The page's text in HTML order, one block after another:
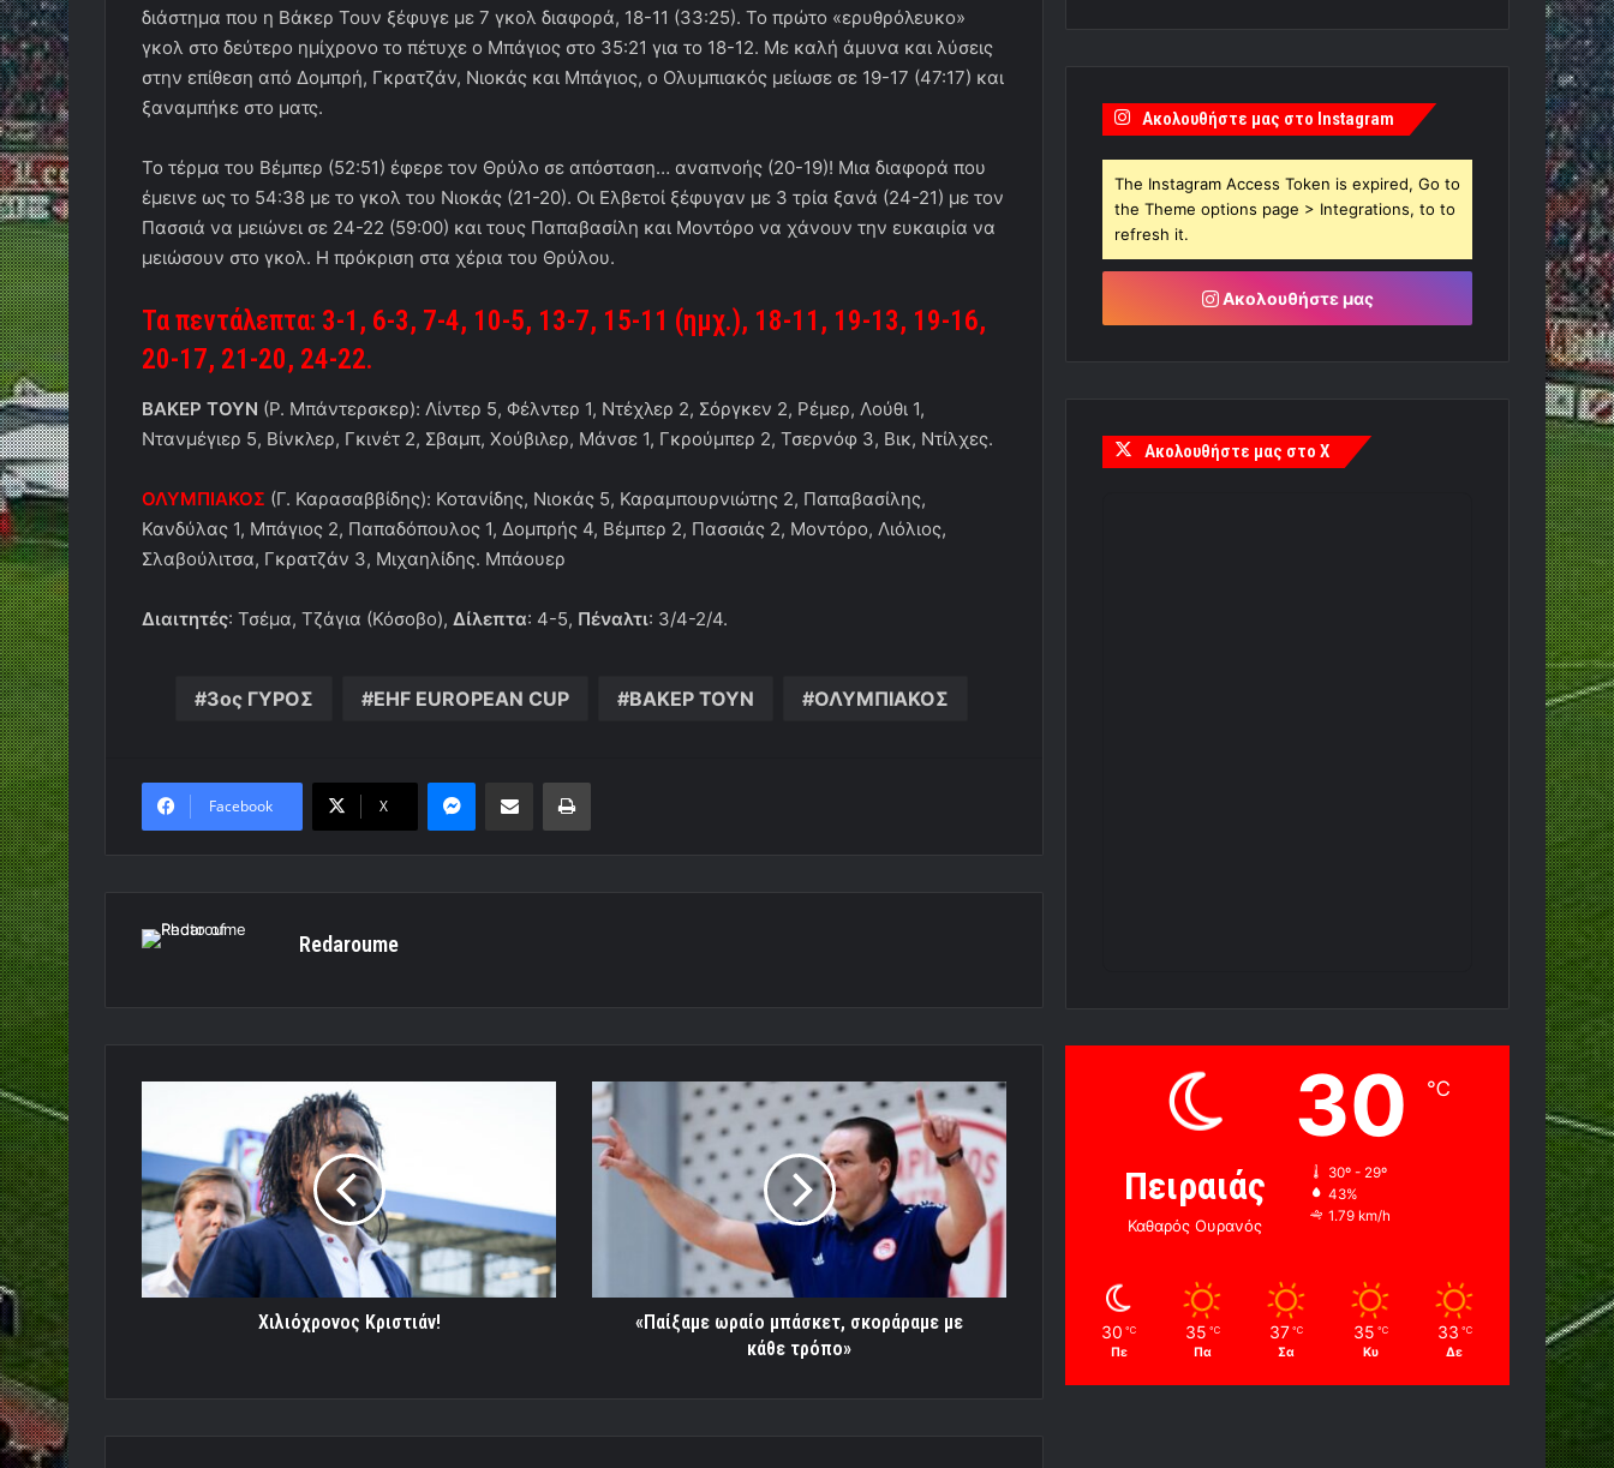
διάστημα που η Βάκερ Τουν ξέφυγε με 7 γκολ διαφορά, 18-11 (33:25). Το πρώτο «ερυθρόλευκο»
γκολ στο δεύτερο ημίχρονο το πέτυχε ο Μπάγιος στο 35:21 για το 18-12. Με καλή άμυνα και λύσεις
στην επίθεση από Δομπρή, Γκρατζάν, Νιοκάς και Μπάγιος, ο Ολυμπιακός μείωσε σε 19-17 (47:17) και
ξαναμπήκε στο ματς.
Το τέρμα του Βέμπερ (52:51) έφερε τον Θρύλο σε απόσταση… αναπνοής (20-19)! Μια διαφορά που
έμεινε ως το 54:38 με το γκολ του Νιοκάς (21-20). Οι Ελβετοί ξέφυγαν με 3 τρία ξανά (24-21) με τον
Πασσιά να μειώνει σε 24-22 (59:00) και τους Παπαβασίλη και Μοντόρο να χάνουν την ευκαιρία να
μειώσουν στο γκολ. Η πρόκριση στα χέρια του Θρύλου.
Τα πεντάλεπτα: 3-1, 6-3, 7-4, 10-5, 13-7, 15-11 (ημχ.), 18-11, 19-13, 19-16,
20-17, 21-20, 24-22.
ΒΑΚΕΡ ΤΟΥΝ (Ρ. Μπάντερσκερ): Λίντερ 5, Φέλντερ 1, Ντέχλερ 2, Σόργκεν 2, Ρέμερ, Λούθι 1,
Ντανμέγιερ 5, Βίνκλερ, Γκινέτ 2, Σβαμπ, Χούβιλερ, Μάνσε 1, Γκρούμπερ 2, Τσερνόφ 3, Βικ, Ντίλχες.
ΟΛΥΜΠΙΑΚΟΣ (Γ. Καρασαββίδης): Κοτανίδης, Νιοκάς 5, Καραμπουρνιώτης 2, Παπαβασίλης,
Κανδύλας 1, Μπάγιος 2, Παπαδόπουλος 1, Δομπρής 4, Βέμπερ 2, Πασσιάς 2, Μοντόρο, Λιόλιος,
Σλαβούλιτσα, Γκρατζάν 3, Μιχαηλίδης. Μπάουερ
Διαιτητές: Τσέμα, Τζάγια (Κόσοβο), Δίλεπτα: 4-5, Πέναλτι: 3/4-2/4.
3ος ΓΥΡΟΣ EHF EUROPEAN CUP ΒΑΚΕΡ ΤΟΥΝ ΟΛΥΜΠΙΑΚΟΣ
Facebook X
MessengerΚοινοποίηση μέσω ηλεκτρονικού ταχυδρομείουΕκτύπωση
Redaroume
Χιλιόχρονος Κριστιάν!
«Παίξαμε
ωραίο
μπάσκετ,
σκοράραμε
«Παίξαμε ωραίο μπάσκετ, σκοράραμε με
κάθε τρόπο»
Ακολουθήστε μας στο Instagram
The Instagram Access Token is expired, Go to
the Theme options page > Integrations, to to
refresh it.
Ακολουθήστε μας
Ακολουθήστε μας στο X
Πειραιάς
Καθαρός Ουρανός
30 ℃
30º - 29º
43%
1.79 km/h
30 ℃
Πε
35 ℃
Πα
37 ℃
Σα
35 ℃
Κυ
33 ℃
Δε